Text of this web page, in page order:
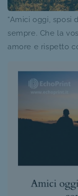
“Amici oggi, sposi
sempre. Che la
amore e rispetto